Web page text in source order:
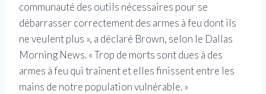
communauté des outils nécessaires pour se
débarrasser correctement des armes à feu dont ils
ne veulent plus », a déclaré Brown, selon le Dallas
Morning News. « Trop de morts sont dues à des
armes à feu qui traînent et elles finissent entre les
mains de notre population vulnérable. »